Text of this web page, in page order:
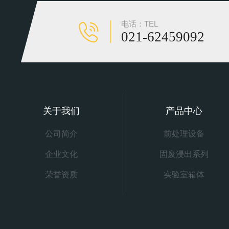
电话：TEL
021-62459092
关于我们
公司简介
企业文化
荣誉资质
产品中心
前处理设备
固废浸出系列
实验室箱体